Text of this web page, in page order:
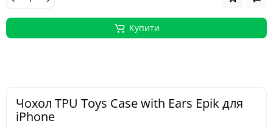
Купити
Чохол TPU Toys Case with Ears Epik для
iPhone